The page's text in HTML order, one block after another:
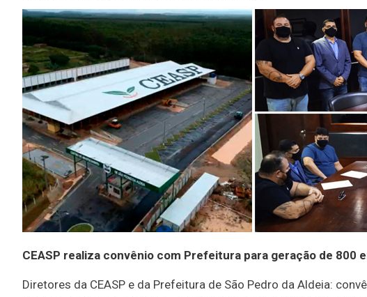
CEASP realiza convênio com Prefeitura para geração de 800
Diretores da CEASP e da Prefeitura de São Pedro da Aldeia: